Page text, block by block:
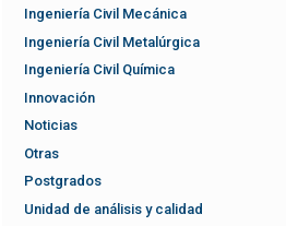
Ingeniería Civil Mecánica
Ingeniería Civil Metalúrgica
Ingeniería Civil Química
Innovación
Noticias
Otras
Postgrados
Unidad de análisis y calidad